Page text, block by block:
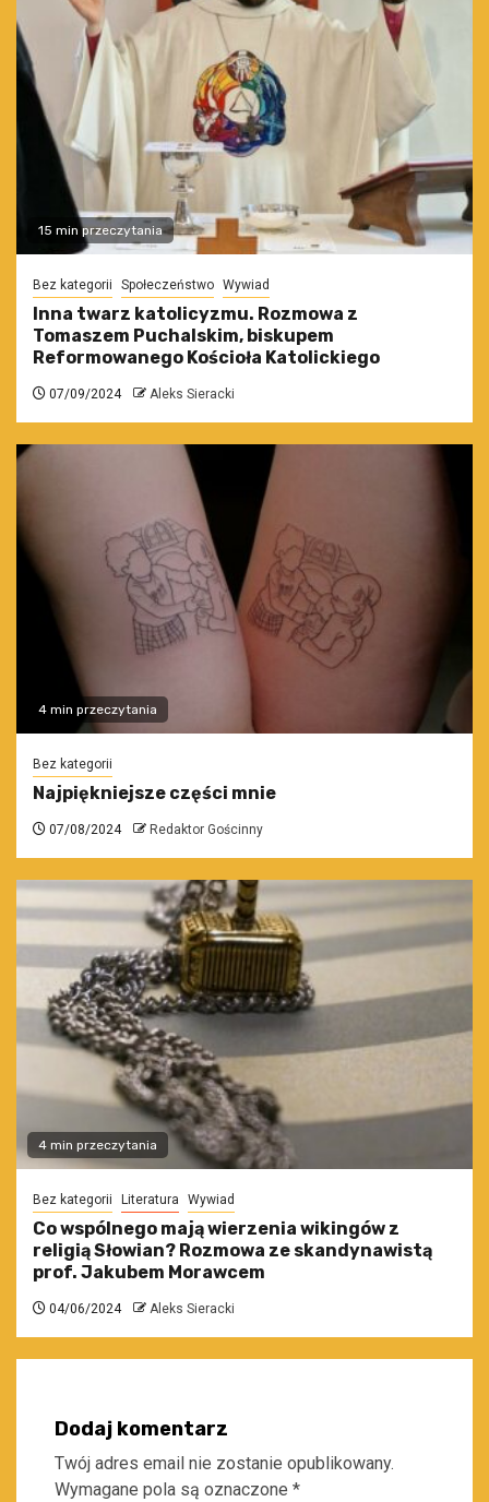
15 min przeczytania
Bez kategorii Społeczeństwo Wywiad
Inna twarz katolicyzmu. Rozmowa z
Tomaszem Puchalskim, biskupem
Reformowanego Kościoła Katolickiego
07/09/2024 Aleks Sieracki
4 min przeczytania
Bez kategorii
Najpiękniejsze części mnie
07/08/2024 Redaktor Gościnny
4 min przeczytania
Bez kategorii Literatura Wywiad
Co wspólnego mają wierzenia wikingów z
religią Słowian? Rozmowa ze skandynawistą
prof. Jakubem Morawcem
04/06/2024 Aleks Sieracki
Dodaj komentarz
Twój adres email nie zostanie opublikowany.
Wymagane pola są oznaczone *